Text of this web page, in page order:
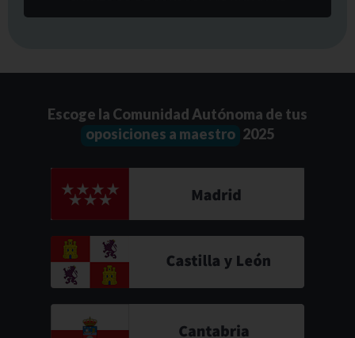
Escoge la Comunidad Autónoma de tus
oposiciones a maestro 2025